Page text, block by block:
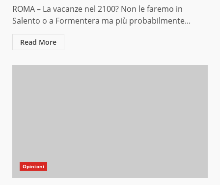
ROMA – La vacanze nel 2100? Non le faremo in
Salento o a Formentera ma più probabilmente...
Read More
Opinioni